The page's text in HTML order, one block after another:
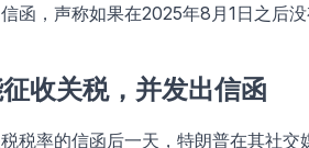
函，声称如果在2025年8月1日之后
收关税，并发出信函
税率的信函后一天，特朗普在其社交